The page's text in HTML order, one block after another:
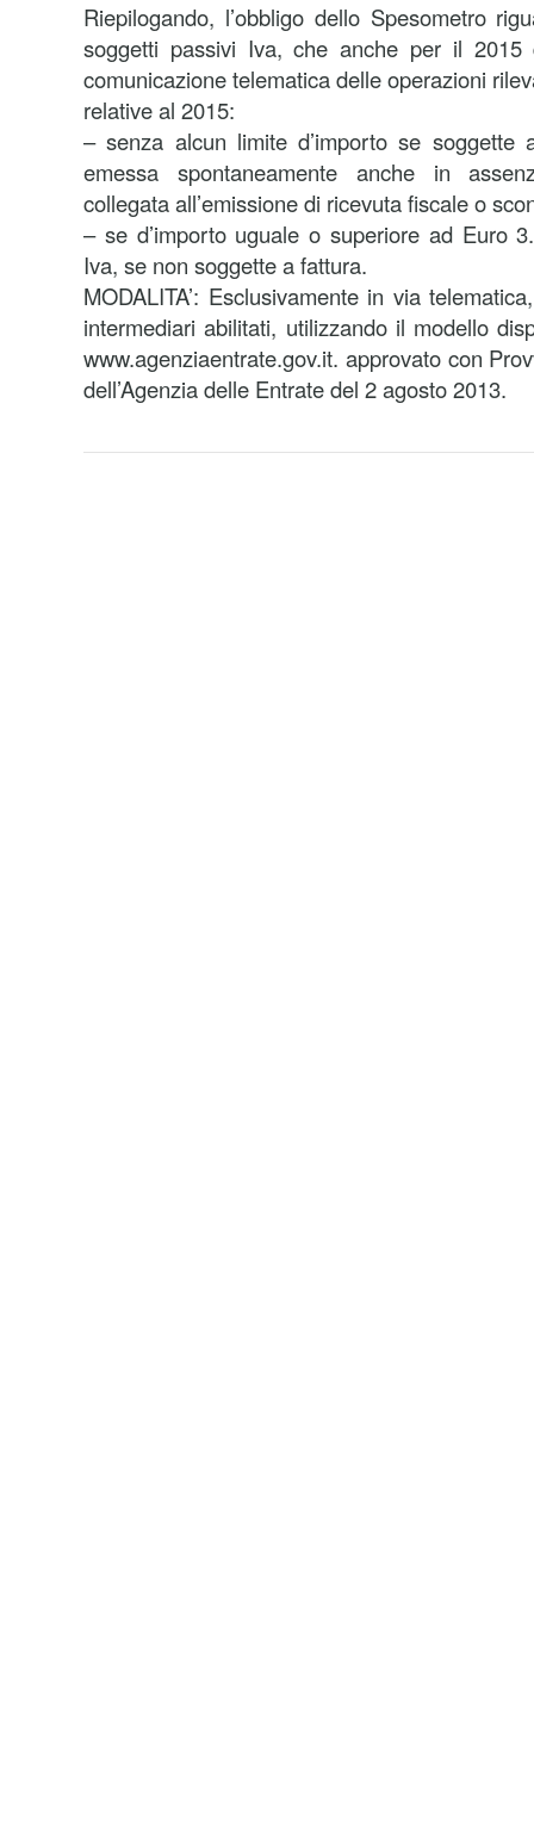
Riepilogando, l’obbligo dello Spesometro
soggetti passivi Iva, che anche per il 2015
comunicazione telematica delle operazioni
relative al 2015:
– senza alcun limite d’importo se soggette
emessa spontaneamente anche in
collegata all’emissione di ricevuta fiscale o
– se d’importo uguale o superiore ad Euro
Iva, se non soggette a fattura.
MODALITA’: Esclusivamente in via
intermediari abilitati, utilizzando il modello
www.agenziaentrate.gov.it. approvato con
dell’Agenzia delle Entrate del 2 agosto 2013.